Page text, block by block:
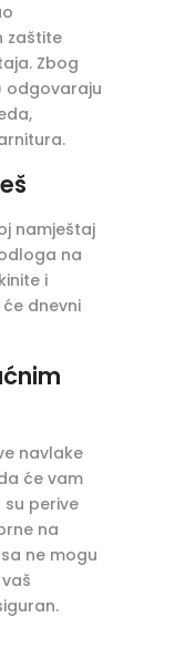
zaštite
Zbog
odgovaraju
namještaj
na
i
dnevni
navlake
će vam
perive
na
ne mogu